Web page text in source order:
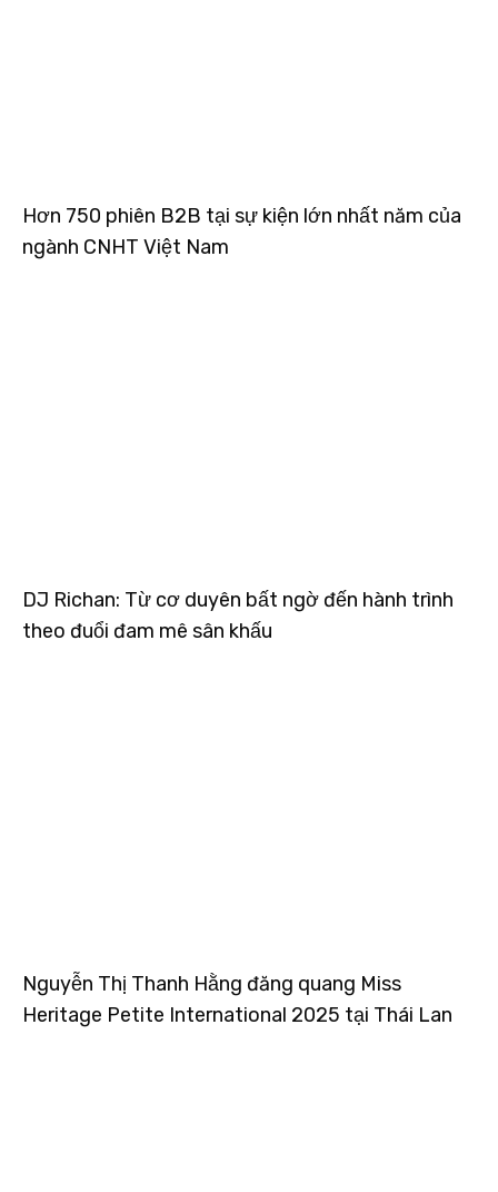
Hơn 750 phiên B2B tại sự kiện lớn nhất năm của
ngành CNHT Việt Nam
DJ Richan: Từ cơ duyên bất ngờ đến hành trình
theo đuổi đam mê sân khấu
Nguyễn Thị Thanh Hằng đăng quang Miss
Heritage Petite International 2025 tại Thái Lan